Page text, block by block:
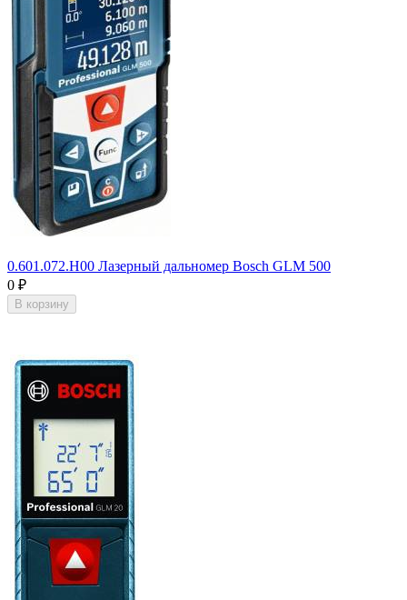
0.601.072.H00 Лазерный дальномер Bosch GLM 500
0 ₽
В корзину